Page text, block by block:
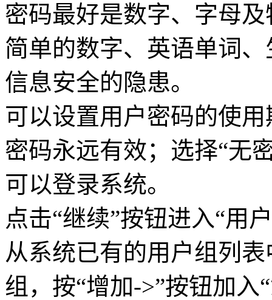
密码最好是数字、字母
简单的数字、英语单词
信息安全的隐患。
可以设置用户密码的使
密码永远有效；选择“无
可以登录系统。
点击“继续”按钮进入“用
从系统已有的用户组列
组，按“增加->”按钮加入